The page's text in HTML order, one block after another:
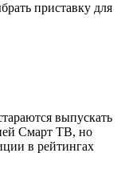
приставку для
выпускать
Смарт ТВ, но
в рейтингах